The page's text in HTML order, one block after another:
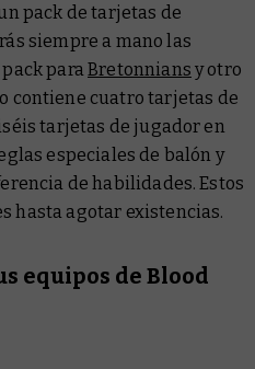
pack de tarjetas de
siempre a mano las
pack paraBretonnians y otro
contiene cuatro tarjetas de
tarjetas de jugador en
especiales de balón y
de habilidades. Estos
hasta agotar existencias.
equipos de Blood